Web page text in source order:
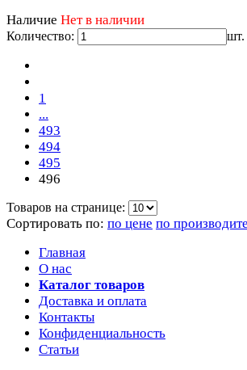
Наличие Нет в наличии
Количество: шт.
1
...
493
494
495
496
Товаров на странице:
Сортировать по: по цене по
Главная
О нас
Каталог товаров
Доставка и оплата
Контакты
Конфиденциальность
Статьи